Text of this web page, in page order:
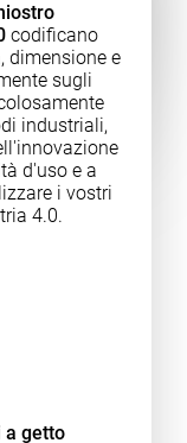
codificano
dimensione e
sugli
industriali,
d'uso e a
i vostri
4.0.
a getto